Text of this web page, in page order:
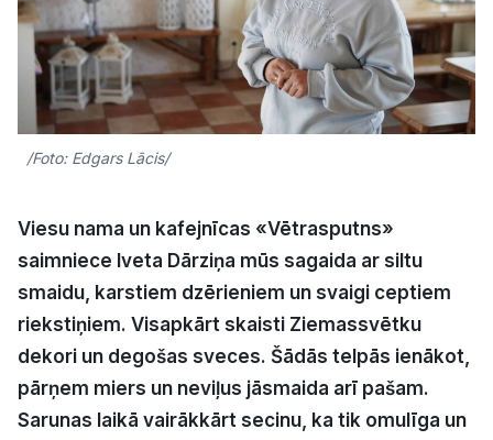
Video
Vieta
Sludinājumi
Pasākumi
Politiskā reklāma
/Foto: Edgars Lācis/
Viesu nama un kafejnīcas «Vētrasputns»
saimniece Iveta Dārziņa mūs sagaida ar siltu
smaidu, karstiem dzērieniem un svaigi ceptiem
riekstiņiem. Visapkārt skaisti Ziemassvētku
dekori un degošas sveces. Šādās telpās ienākot,
pārņem miers un neviļus jāsmaida arī pašam.
Sarunas laikā vairākkārt secinu, ka tik omulīga un